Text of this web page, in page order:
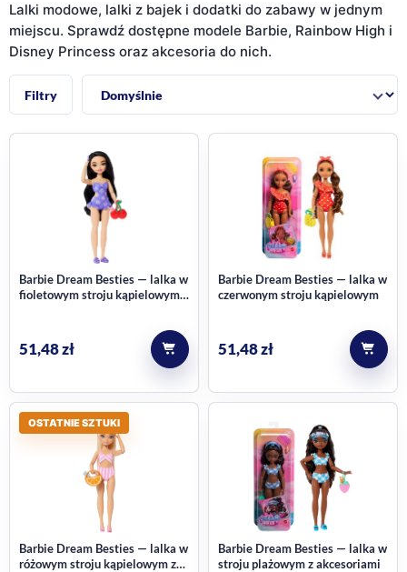
Lalki modowe, lalki z bajek i dodatki do zabawy w jednym
miejscu. Sprawdź dostępne modele Barbie, Rainbow High i
Disney Princess oraz akcesoria do nich.
Filtry
Sortuj:
Barbie Dream Besties — lalka w
fioletowym stroju kąpielowym z
51,48zł
Barbie Dream Besties — lalka w
czerwonym stroju kąpielowym
51,48zł
OSTATNIE SZTUKI
Barbie Dream Besties — lalka w
różowym stroju kąpielowym z
Barbie Dream Besties — lalka w
stroju plażowym z akcesoriami